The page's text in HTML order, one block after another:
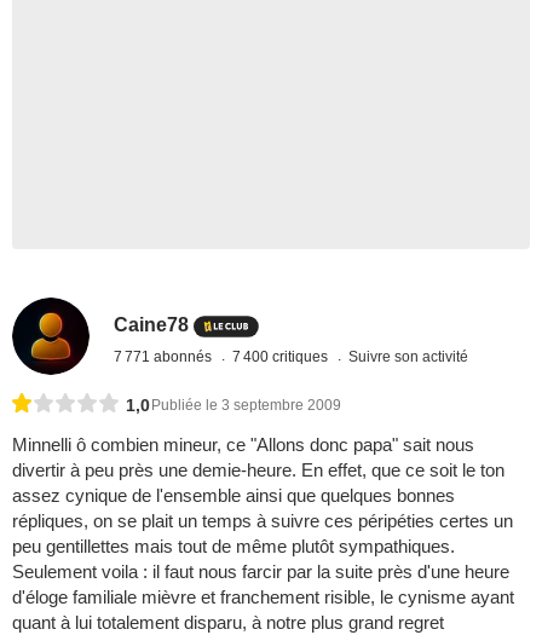
Caine78
7 771 abonnés 7 400 critiques Suivre son activité
1,0 Publiée le 3 septembre 2009
Minnelli ô combien mineur, ce "Allons donc papa" sait nous
divertir à peu près une demie-heure. En effet, que ce soit le ton
assez cynique de l'ensemble ainsi que quelques bonnes
répliques, on se plait un temps à suivre ces péripéties certes un
peu gentillettes mais tout de même plutôt sympathiques.
Seulement voila : il faut nous farcir par la suite près d'une heure
d'éloge familiale mièvre et franchement risible, le cynisme ayant
quant à lui totalement disparu, à notre plus grand regret